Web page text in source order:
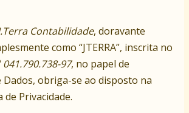
Contabilidade, doravante
como “JTERRA”, inscrita no
041.790.738-97, no papel de
obriga-se ao disposto na
Privacidade.